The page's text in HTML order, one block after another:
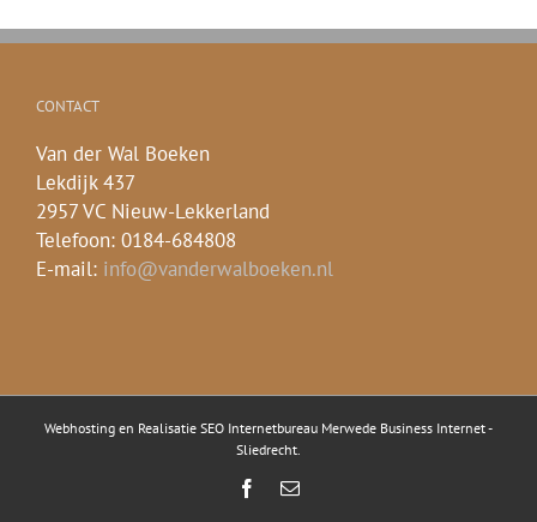
CONTACT
Van der Wal Boeken
Lekdijk 437
2957 VC Nieuw-Lekkerland
Telefoon: 0184-684808
E-mail: info@vanderwalboeken.nl
Webhosting en Realisatie SEO Internetbureau Merwede Business Internet -
Sliedrecht
Facebook
E-